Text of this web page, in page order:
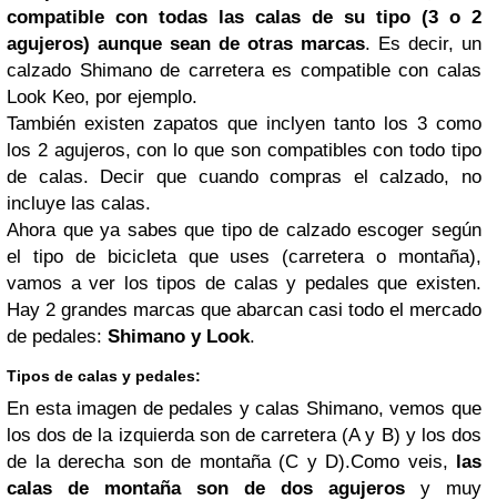
compatible con todas las calas de su tipo (3 o 2
agujeros) aunque sean de otras marcas. Es decir, un
calzado Shimano de carretera es compatible con calas
Look Keo, por ejemplo.
También existen zapatos que inclyen tanto los 3 como
los 2 agujeros, con lo que son compatibles con todo tipo
de calas. Decir que cuando compras el calzado, no
incluye las calas.
Ahora que ya sabes que tipo de calzado escoger según
el tipo de bicicleta que uses (carretera o montaña),
vamos a ver los tipos de calas y pedales que existen.
Hay 2 grandes marcas que abarcan casi todo el mercado
de pedales: Shimano y Look.
Tipos de calas y pedales:
En esta imagen de pedales y calas Shimano, vemos que
los dos de la izquierda son de carretera (A y B) y los dos
de la derecha son de montaña (C y D).Como veis, las
calas de montaña son de dos agujeros y muy